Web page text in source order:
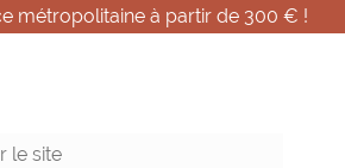
métropolitaine à partir de 300 € !